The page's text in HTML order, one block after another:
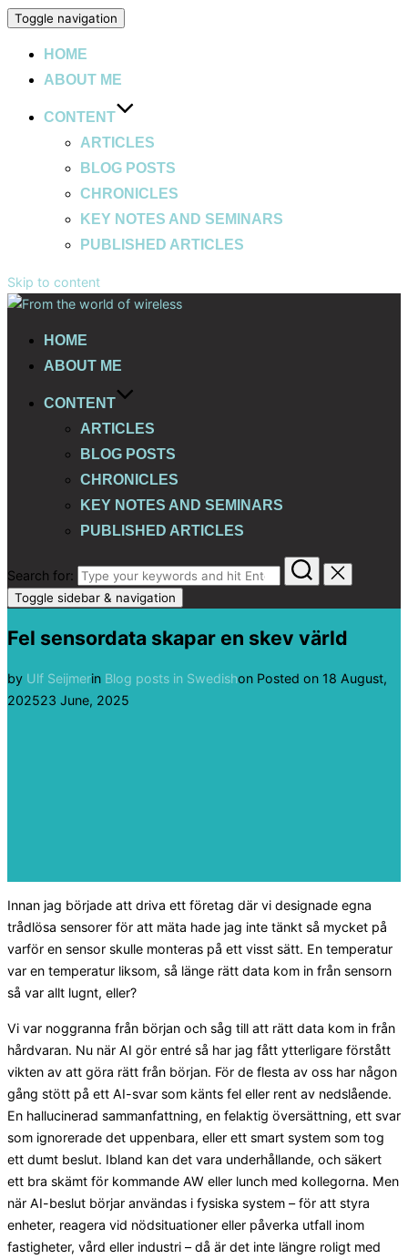
Toggle navigation
HOME
ABOUT ME
CONTENT
ARTICLES
BLOG POSTS
CHRONICLES
KEY NOTES AND SEMINARS
PUBLISHED ARTICLES
Skip to content
HOME
ABOUT ME
CONTENT
ARTICLES
BLOG POSTS
CHRONICLES
KEY NOTES AND SEMINARS
PUBLISHED ARTICLES
Search for:
Toggle sidebar & navigation
Fel sensordata skapar en skev värld
by Ulf Seijmerin Blog posts in Swedishon Posted on 18 August,
202523 June, 2025
Innan jag började att driva ett företag där vi designade egna
trådlösa sensorer för att mäta hade jag inte tänkt så mycket på
varför en sensor skulle monteras på ett visst sätt. En temperatur
var en temperatur liksom, så länge rätt data kom in från sensorn
så var allt lugnt, eller?
Vi var noggranna från början och såg till att rätt data kom in från
hårdvaran. Nu när AI gör entré så har jag fått ytterligare förstått
vikten av att göra rätt från början. För de flesta av oss har någon
gång stött på ett AI-svar som känts fel eller rent av nedslående.
En hallucinerad sammanfattning, en felaktig översättning, ett svar
som ignorerade det uppenbara, eller ett smart system som tog
ett dumt beslut. Ibland kan det vara underhållande, och säkert
ett bra skämt för kommande AW eller lunch med kollegorna. Men
när AI-beslut börjar användas i fysiska system – för att styra
enheter, reagera vid nödsituationer eller påverka utfall inom
fastigheter, vård eller industri – då är det inte längre roligt med